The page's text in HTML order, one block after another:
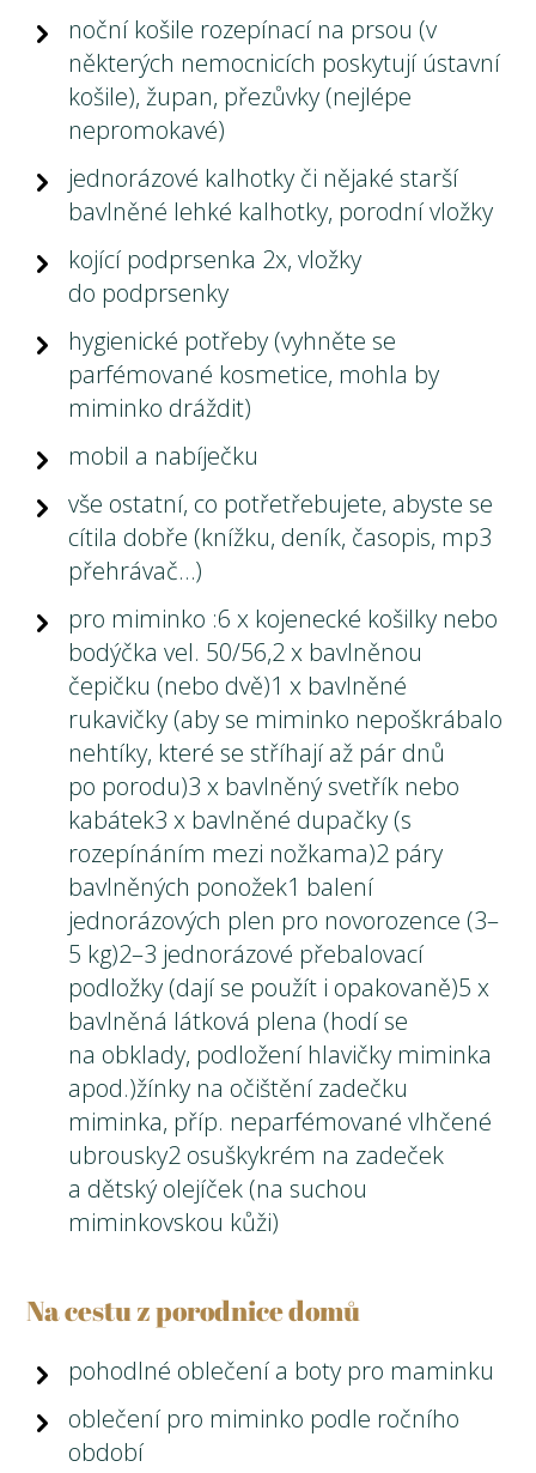
noční košile rozepínací na prsou (v
některých nemocnicích poskytují ústavní
košile), župan, přezůvky (nejlépe
nepromokavé)
jednorázové kalhotky či nějaké starší
bavlněné lehké kalhotky, porodní vložky
kojící podprsenka 2x, vložky
do podprsenky
hygienické potřeby (vyhněte se
parfémované kosmetice, mohla by
miminko dráždit)
mobil a nabíječku
vše ostatní, co potřetřebujete, abyste se
cítila dobře (knížku, deník, časopis, mp3
přehrávač…)
pro miminko :6 x kojenecké košilky nebo
bodýčka vel. 50/56,2 x bavlněnou
čepičku (nebo dvě)1 x bavlněné
rukavičky (aby se miminko nepoškrábalo
nehtíky, které se stříhají až pár dnů
po porodu)3 x bavlněný svetřík nebo
kabátek3 x bavlněné dupačky (s
rozepínáním mezi nožkama)2 páry
bavlněných ponožek1 balení
jednorázových plen pro novorozence (3–
5 kg)2–3 jednorázové přebalovací
podložky (dají se použít i opakovaně)5 x
bavlněná látková plena (hodí se
na obklady, podložení hlavičky miminka
apod.)žínky na očištění zadečku
miminka, příp. neparfémované vlhčené
ubrousky2 osuškykrém na zadeček
a dětský olejíček (na suchou
miminkovskou kůži)
Na cestu z porodnice domů
pohodlné oblečení a boty pro maminku
oblečení pro miminko podle ročního
období